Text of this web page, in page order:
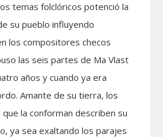
temas folclóricos potenció la
su pueblo influyendo
los compositores checos
las seis partes de Ma Vlast
años y cuando ya era
Amante de su tierra, los
la conforman describen su
ya sea exaltando los parajes